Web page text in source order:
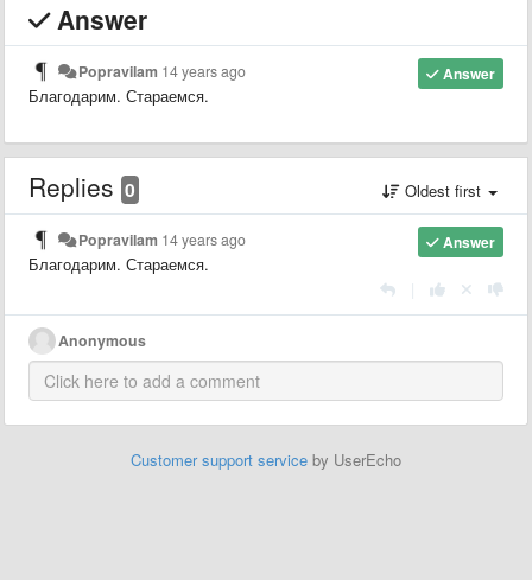
Answer
Answer
Popravilam 14 years ago
Благодарим. Стараемся.
Replies 0 Oldest first
Answer
Popravilam 14 years ago
Благодарим. Стараемся.
Anonymous
Customer support service by UserEcho